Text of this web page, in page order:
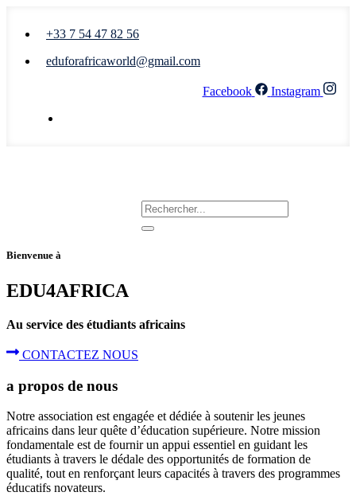
+33 7 54 47 82 56
eduforafricaworld@gmail.com
Facebook
Instagram
Bienvenue à
EDU4AFRICA
Au service des étudiants africains
CONTACTEZ NOUS
a propos de nous
Notre association est engagée et dédiée à soutenir les jeunes
africains dans leur quête d’éducation supérieure. Notre mission
fondamentale est de fournir un appui essentiel en guidant les
étudiants à travers le dédale des opportunités de formation de
qualité, tout en renforçant leurs capacités à travers des programmes
éducatifs novateurs.